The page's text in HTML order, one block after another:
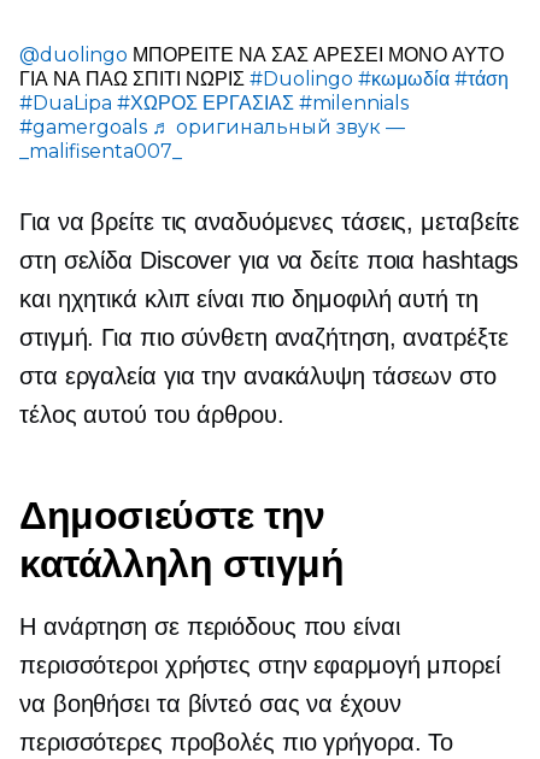
@duolingo ΜΠΟΡΕΙΤΕ ΝΑ ΣΑΣ ΑΡΕΣΕΙ ΜΟΝΟ ΑΥΤΟ
ΓΙΑ ΝΑ ΠΑΩ ΣΠΙΤΙ ΝΩΡΙΣ #Duolingo #κωμωδία #τάση
#DuaLipa #ΧΩΡΟΣ ΕΡΓΑΣΙΑΣ #milennials
#gamergoals ♬ оригинальный звук —
_malifisenta007_
Για να βρείτε τις αναδυόμενες τάσεις, μεταβείτε
στη σελίδα Discover για να δείτε ποια hashtags
και ηχητικά κλιπ είναι πιο δημοφιλή αυτή τη
στιγμή. Για πιο σύνθετη αναζήτηση, ανατρέξτε
στα εργαλεία για την ανακάλυψη τάσεων στο
τέλος αυτού του άρθρου.
Δημοσιεύστε την
κατάλληλη στιγμή
Η ανάρτηση σε περιόδους που είναι
περισσότεροι χρήστες στην εφαρμογή μπορεί
να βοηθήσει τα βίντεό σας να έχουν
περισσότερες προβολές πιο γρήγορα. Το